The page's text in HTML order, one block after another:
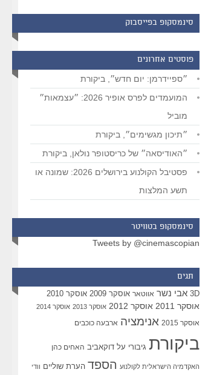
סינמסקופ בפייסבוק
פוסטים אחרונים
״ספיידרמן: יום חדש״, ביקורת
המועמדים לפרס אופיר 2026: ״עצמאות״
מוביל
״תיכון מגשימים״, ביקורת
״האודיסאה״ של כריסטופר נולאן, ביקורת
פסטיבל הקולנוע בירושלים 2026: שמונה או
תשע המלצות
סינמסקופ בטוויטר
Tweets by @cinemascopian
תגים
3D אבי נשר אווטאר אוסקר 2009 אוסקר 2010
אוסקר 2011 אוסקר 2012 אוסקר 2013 אוסקר 2014
אוסקר 2015 אנימציה ארבעה כוכבים
ביקורת גיבורי על דוקאביב האחים כהן
האקדמיה הישראלית לקולנוע הספד הערת שוליים וודי